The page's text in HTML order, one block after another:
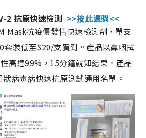
2 抗原快速檢測 >>按此選購<<
Mask抗疫價發售快速檢測劑，單支
套裝低至$20/支買到。產品以鼻咽拭
高達99%，15分鐘就知結果。產品
病毒病快速抗原測試通用名單。